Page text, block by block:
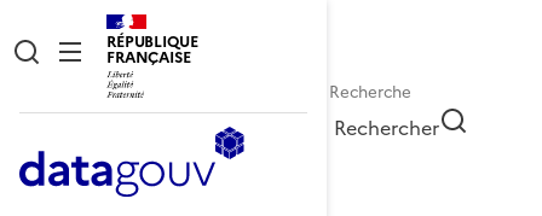
RÉPUBLIQUE
FRANÇAISE
Rechercher